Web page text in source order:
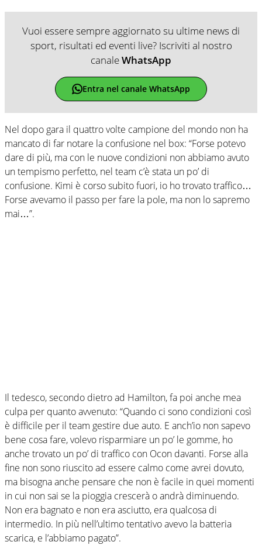
Vuoi essere sempre aggiornato su ultime news di
sport, risultati ed eventi live? Iscriviti al nostro
canaleWhatsApp
Entra nel canale WhatsApp
Nel dopo gara il quattro volte campione del mondo non ha
mancato di far notare la confusione nel box: “Forse potevo
dare di più, ma con le nuove condizioni non abbiamo avuto
un tempismo perfetto, nel team c’è stata un po’ di
confusione. Kimi è corso subito fuori, io ho trovato traffico…
Forse avevamo il passo per fare la pole, ma non lo sapremo
mai…”.
Il tedesco, secondo dietro ad Hamilton, fa poi anche mea
culpa per quanto avvenuto: “Quando ci sono condizioni così
è difficile per il team gestire due auto. E anch’io non sapevo
bene cosa fare, volevo risparmiare un po’ le gomme, ho
anche trovato un po’ di traffico con Ocon davanti. Forse alla
fine non sono riuscito ad essere calmo come avrei dovuto,
ma bisogna anche pensare che non è facile in quei momenti
in cui non sai se la pioggia crescerà o andrà diminuendo.
Non era bagnato e non era asciutto, era qualcosa di
intermedio. In più nell’ultimo tentativo avevo la batteria
scarica, e l’abbiamo pagato”.